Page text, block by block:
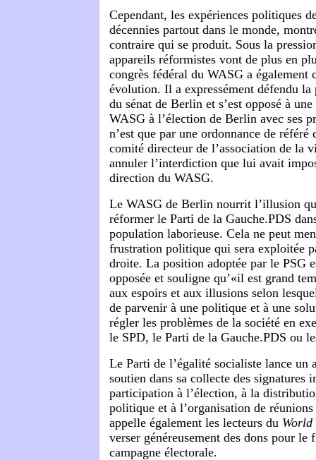
Cependant, les expériences politiques
décennies partout dans le monde,
contraire qui se produit. Sous la
appareils réformistes vont de plus en
congrès fédéral du WASG a également
évolution. Il a expressément défendu
du sénat de Berlin et s’est opposé à
WASG à l’élection de Berlin avec ses
n’est que par une ordonnance de
comité directeur de l’association de la
annuler l’interdiction que lui avait
direction du WASG.
Le WASG de Berlin nourrit l’illusion
réformer le Parti de la Gauche.PDS
population laborieuse. Cela ne peut
frustration politique qui sera exploitée
droite. La position adoptée par le PSG
opposée et souligne qu’«il est grand
aux espoirs et aux illusions selon
de parvenir à une politique et à une
régler les problèmes de la société en
le SPD, le Parti de la Gauche.PDS ou
Le Parti de l’égalité socialiste lance un
soutien dans sa collecte des signatures
participation à l’élection, à la
politique et à l’organisation de
appelle également les lecteurs du World
verser généreusement des dons pour le
campagne électorale.